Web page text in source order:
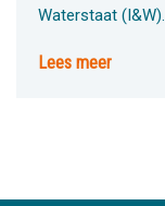
Waterstaat (I&W).
Lees meer